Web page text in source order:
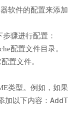
软件的配置来添加
骤进行配置：
配置文件目录。
置文件。
类型。例如，如果
加以下内容： AddT